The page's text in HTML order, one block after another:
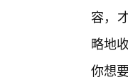
容，
略地
你想